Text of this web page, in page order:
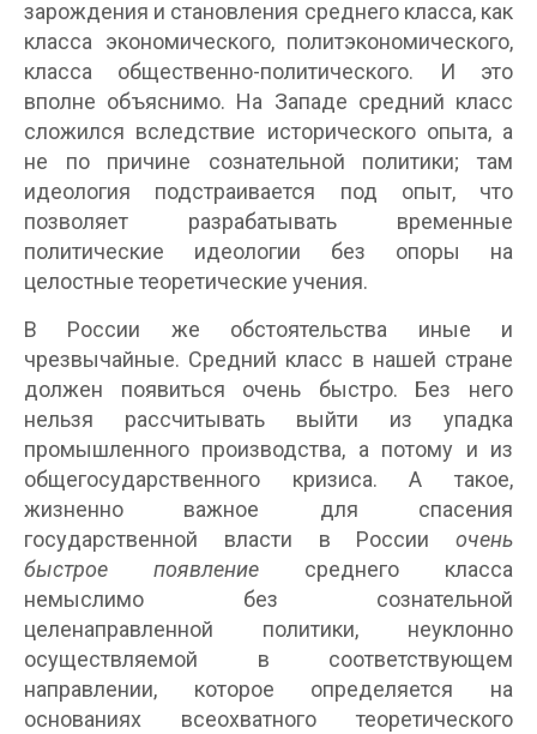
зарождения и становления среднего класса, как
класса экономического, политэкономического,
класса общественно-политического. И это
вполне объяснимо. На Западе средний класс
сложился вследствие исторического опыта, а
не по причине сознательной политики; там
идеология подстраивается под опыт, что
позволяет разрабатывать временные
политические идеологии без опоры на
целостные теоретические учения.
В России же обстоятельства иные и
чрезвычайные. Средний класс в нашей стране
должен появиться очень быстро. Без него
нельзя рассчитывать выйти из упадка
промышленного производства, а потому и из
общегосударственного кризиса. А такое,
жизненно важное для спасения
государственной власти в России очень
быстрое появление среднего класса
немыслимо без сознательной
целенаправленной политики, неуклонно
осуществляемой в соответствующем
направлении, которое определяется на
основаниях всеохватного теоретического